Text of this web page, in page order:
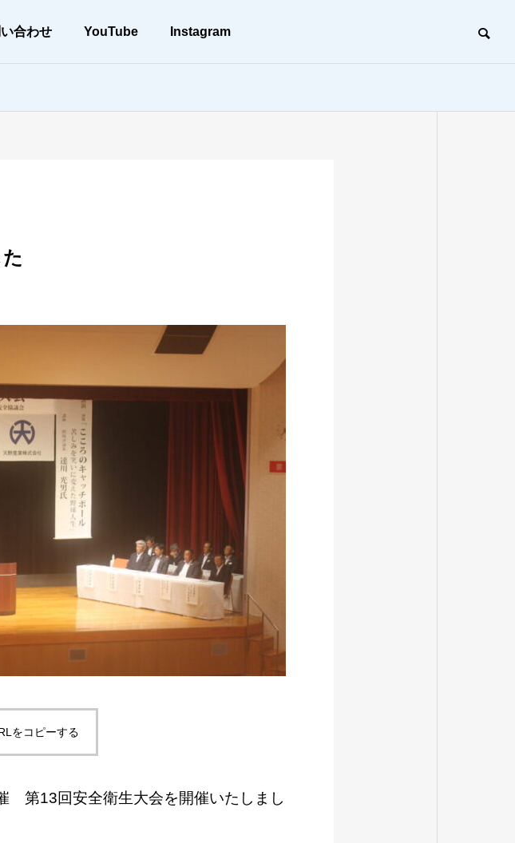
合わせ YouTube Instagram
取り組み
未来の形を創る、建築のプロフェッ
をコピーする
第13回安全衛生大会を開催いたしまし